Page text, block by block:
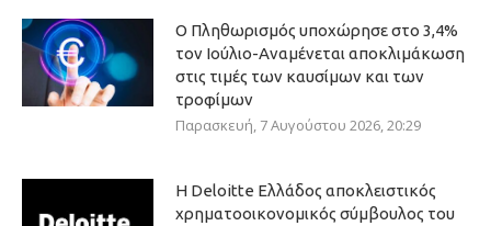
Ο Πληθωρισμός υποχώρησε στο 3,4%
τον Ιούλιο-Αναμένεται αποκλιμάκωση
στις τιμές των καυσίμων και των
τροφίμων
Παρασκευή, 7 Αυγούστου 2026, 20:29
Η Deloitte Ελλάδος αποκλειστικός
χρηματοοικονομικός σύμβουλος του